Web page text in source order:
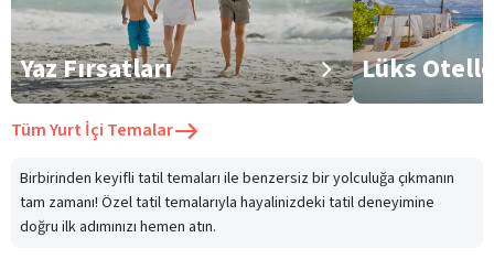
Yaz Fırsatları Lüks
TümYurt İçi Temalar
Birbirinden keyifli tatil temaları ile benzersiz bir yolculuğa çıkmanın
tam zamanı! Özel tatil temalarıyla hayalinizdeki tatil deneyimine
doğru ilk adımınızı hemen atın.